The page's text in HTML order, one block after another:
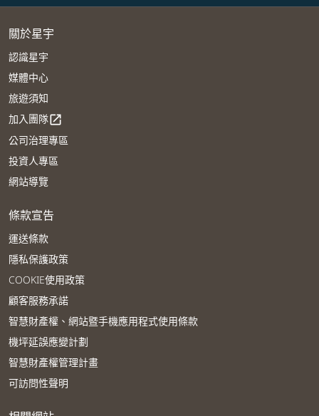
關於星宇
認識星宇
媒體中心
旅遊須知
加入團隊open_in_new
公司治理專區
投資人專區
網站導覽
條款宣告
運送條款
隱私保護政策
COOKIE使用政策
顧客服務承諾
智慧財產權、網站暨手機應用程式使用條款
機坪延誤應變計劃
智慧財產權管理計畫
可訪問性聲明